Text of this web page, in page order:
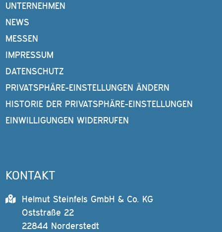
UNTERNEHMEN
NEWS
MESSEN
IMPRESSUM
DATENSCHUTZ
PRIVATSPHÄRE-EINSTELLUNGEN ÄNDERN
HISTORIE DER PRIVATSPHÄRE-EINSTELLUNGEN
EINWILLIGUNGEN WIDERRUFEN
KONTAKT
Helmut Steinfels GmbH & Co. KG
Oststraße 22
22844 Norderstedt